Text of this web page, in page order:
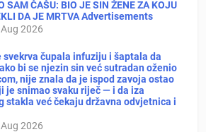
SAM ČAŠU: BIO JE SIN ŽENE ZA KOJU
DA JE MRTVA Advertisements
2026
svekrva čupala infuziju i šaptala da
bi se njezin sin već sutradan oženio
nije znala da je ispod zavoja ostao
je snimao svaku riječ — i da iza
stakla već čekaju državna odvjetnica i
2026